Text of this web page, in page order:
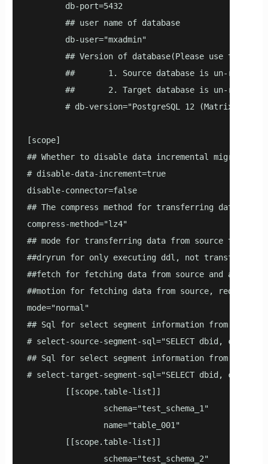
        db-port=5432
        ## user name of database
        db-user="mxadmin"
## Version of database(Please use the
##       1. Source database is un-
##       2. Target database is un-
# db-version="PostgreSQL 12 (MatrixDB
[scope]
## Whether to disable data incremental
# disable-data-increment=true
disable-connector=false
## The compress method for transferring
compress-method="lz4"
## mode for transferring data from source to
##dryrun for only executing ddl, not transferring
##fetch for fetching data from source and abandon
##motion for fetching data from source,
mode="normal"
## Sql for select segment information from
# select-source-segment-sql="SELECT dbid, content,
## Sql for select segment information from target
# select-target-segment-sql="SELECT dbid, content,
        [[scope.table-list]]
                schema="test_schema_1"
                name="table_001"
        [[scope.table-list]]
                schema="test_schema_2"